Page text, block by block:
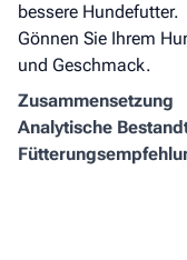
bessere Hundefutter.
Gönnen Sie Ihrem
und Geschmack.
Zusammen­setzung
Analytische